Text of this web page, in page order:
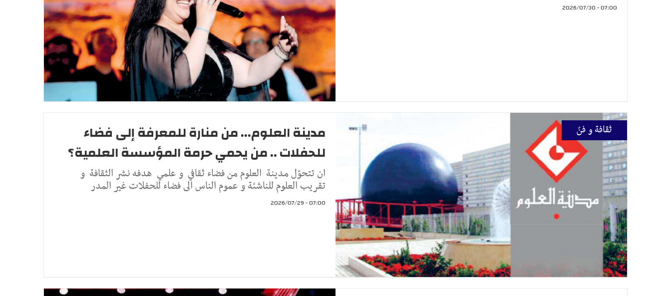
07:00 - 2026/07/30
ثقافة و فنّ
مدينة العلوم... من منارة للمعرفة إلى فضاء
للحفلات .. من يحمي حرمة المؤسسة العلمية؟
ان تتحوّل مدينة العلوم من فضاء ثقافي و علمي هدفه نشر الثقافة و
تقريب العلوم للناشئة و عموم الناس الى فضاء للحفلات غير المدر
07:00 - 2026/07/29